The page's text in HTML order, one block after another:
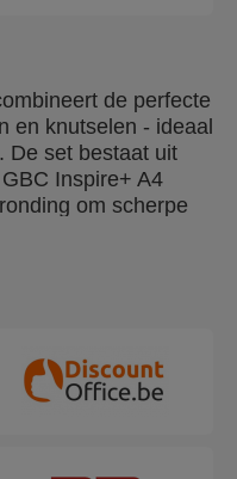
de perfecte
en knutselen - ideaal
De set bestaat uit
Inspire+ A4
om scherpe
rolsnijmachine om
lamineerhoezen (2
is
4 minuten. Je kunt
lamineren om je